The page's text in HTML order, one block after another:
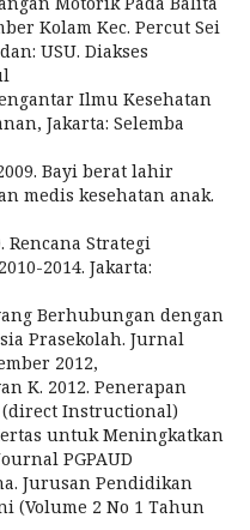
Kolam Kec. Percut Sei
USU. Diakses
Ilmu Kesehatan
Jakarta: Selemba
Bayi berat lahir
medis kesehatan anak.
Rencana Strategi
2014. Jakarta:
Berhubungan dengan
Prasekolah. Jurnal
2012,
K. 2012. Penerapan
(direct Instructional)
untuk Meningkatkan
PGPAUD
Jurusan Pendidikan
(Volume 2 No 1 Tahun